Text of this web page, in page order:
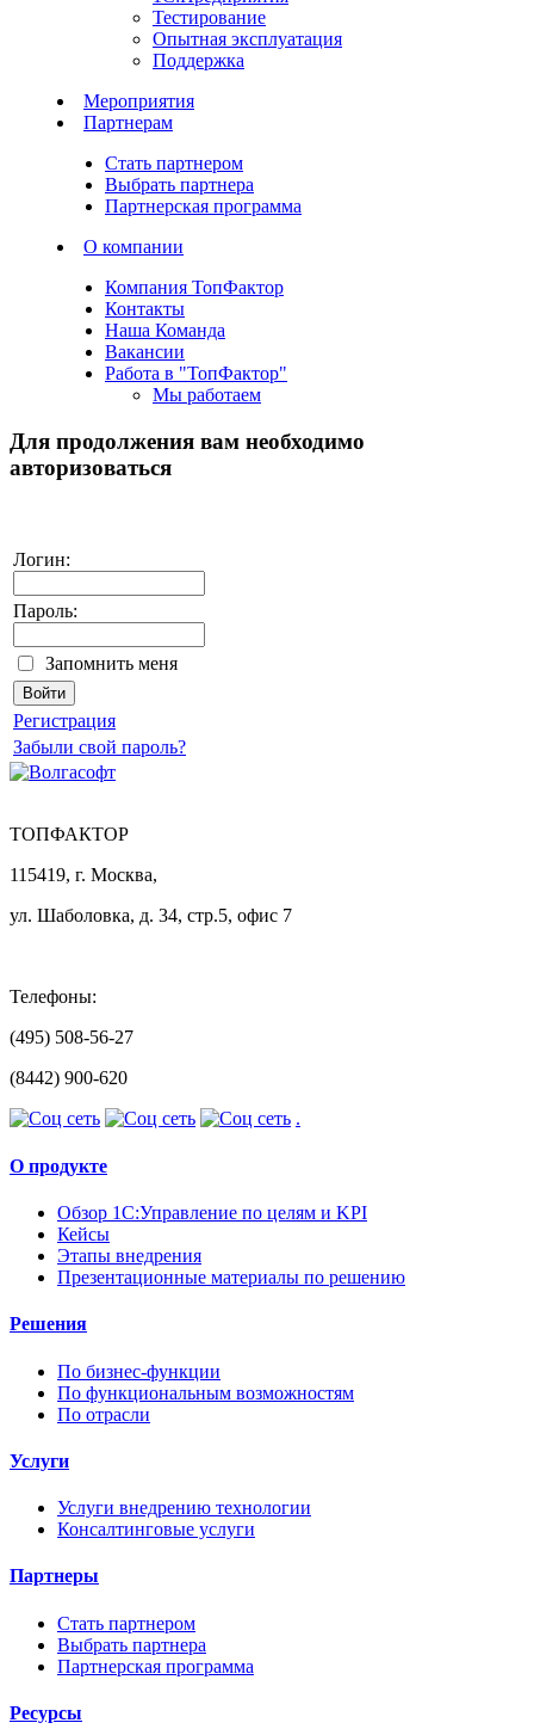
Тестирование
Опытная эксплуатация
Поддержка
Мероприятия
Партнерам
Стать партнером
Выбрать партнера
Партнерская программа
О компании
Компания ТопФактор
Контакты
Наша Команда
Вакансии
Работа в "ТопФактор"
Мы работаем
Для продолжения вам необходимо
авторизоваться
Логин:
Пароль:
Запомнить меня
Регистрация
Забыли свой пароль?
ТОПФАКТОР
115419, г. Москва,
ул. Шаболовка, д. 34, стр.5, офис 7
Телефоны:
(495) 508-56-27
(8442) 900-620
.
О продукте
Обзор 1С:Управление по целям и KPI
Кейсы
Этапы внедрения
Презентационные материалы по решению
Решения
По бизнес-функции
По функциональным возможностям
По отрасли
Услуги
Услуги внедрению технологии
Консалтинговые услуги
Партнеры
Стать партнером
Выбрать партнера
Партнерская программа
Ресурсы